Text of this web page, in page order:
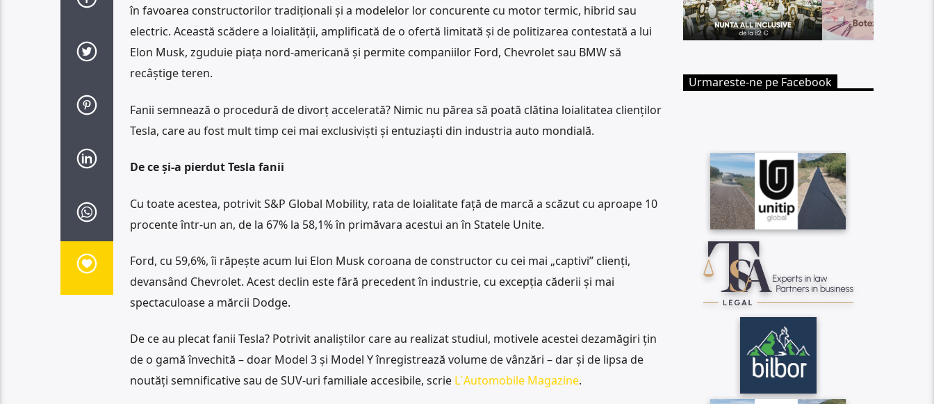
în favoarea constructorilor tradiționali și a modelelor lor concurente cu motor termic, hibrid sau
electric. Această scădere a loialității, amplificată de o ofertă limitată și de politizarea contestată a lui
Elon Musk, zguduie piața nord-americană și permite companiilor Ford, Chevrolet sau BMW să
recâștige teren.
Fanii semnează o procedură de divorț accelerată? Nimic nu părea să poată clătina loialitatea clienților
Tesla, care au fost mult timp cei mai exclusiviști și entuziaști din industria auto mondială.
De ce și-a pierdut Tesla fanii
Cu toate acestea, potrivit S&P Global Mobility, rata de loialitate față de marcă a scăzut cu aproape 10
procente într-un an, de la 67% la 58,1% în primăvara acestui an în Statele Unite.
Ford, cu 59,6%, îi răpește acum lui Elon Musk coroana de constructor cu cei mai „captivi” clienți,
devansând Chevrolet. Acest declin este fără precedent în industrie, cu excepția căderii și mai
spectaculoase a mărcii Dodge.
De ce au plecat fanii Tesla? Potrivit analiștilor care au realizat studiul, motivele acestei dezamăgiri țin
de o gamă învechită – doar Model 3 și Model Y înregistrează volume de vânzări – dar și de lipsa de
noutăți semnificative sau de SUV-uri familiale accesibile, scrie L`Automobile Magazine.
Urmareste-ne pe Facebook